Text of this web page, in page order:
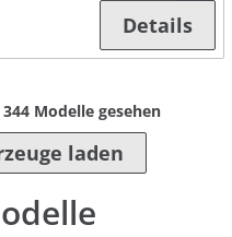
Details
344Modelle gesehen
laden